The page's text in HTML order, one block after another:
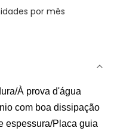
por mês
À prova d'água
com boa dissipação
espessura/Placa guia